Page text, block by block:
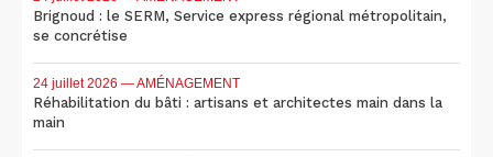
Brignoud : le SERM, Service express régional métropolitain,
se concrétise
24 juillet 2026 — AMÉNAGEMENT
Réhabilitation du bâti : artisans et architectes main dans la
main